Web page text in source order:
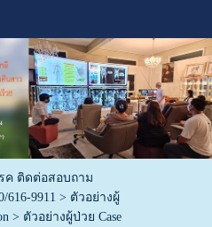
ค ติดต่อสอบถาม
9911 > ตัวอย่างผู้
> ตัวอย่างผู้ป่วย Case